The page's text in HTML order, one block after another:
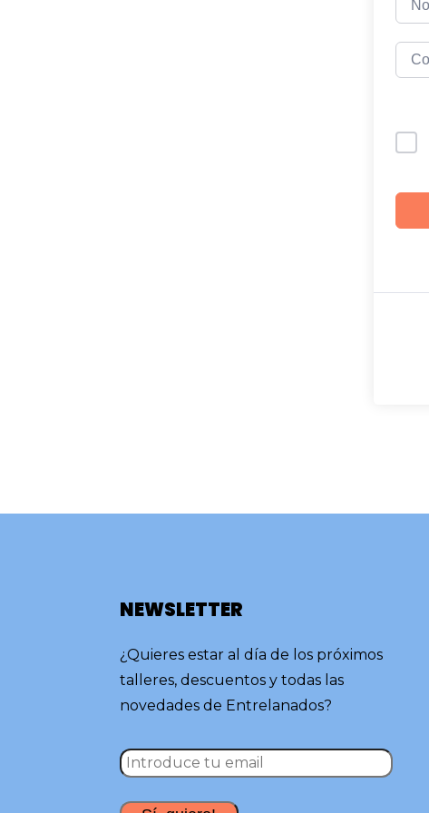
NEWSLETTER
¿Quieres estar al día de los próximos
talleres, descuentos y todas las
novedades de Entrelanados?